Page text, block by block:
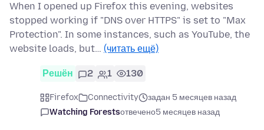
When I opened up Firefox this evening, websites
stopped working if "DNS over HTTPS" is set to "Max
Protection". In some instances, such as YouTube, the
website loads, but… (читать ещё)
Решён 2 1 130
Firefox Connectivity
задан 5 месяцев назад
Watching Forestsотвечено5 месяцев назад